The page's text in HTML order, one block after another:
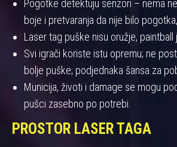
Pogotke detektuju senzori – nema
boje i pretvaranja da nije bilo pogotka,
Laser tag puške nisu oružje, paintball
Svi igrači koriste istu opremu; ne
bolje puške; podjednaka šansa za
Municija, životi i damage se mogu
pušci zasebno po potrebi.
PROSTOR LASER TAGA